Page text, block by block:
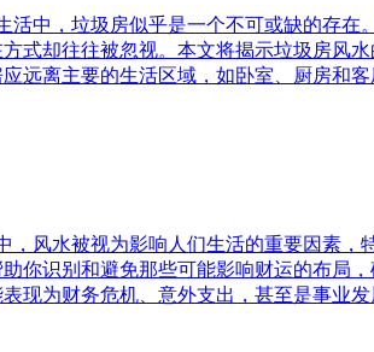
活中，垃圾房似乎是一个不可或缺的存
式却往往被忽视。本文将揭示垃圾房风
远离主要的生活区域，如卧室、厨房和
，风水被视为影响人们生活的重要因素
你识别和避免那些可能影响财运的布
现为财务危机、意外支出，甚至是事业发